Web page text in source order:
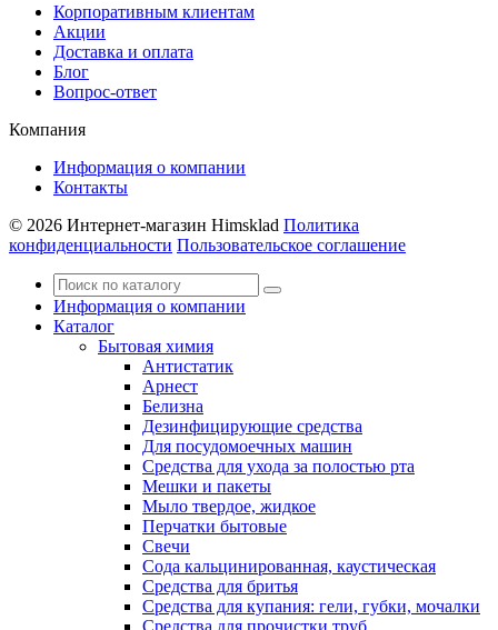
Корпоративным клиентам
Акции
Доставка и оплата
Блог
Вопрос-ответ
Компания
Информация о компании
Контакты
© 2026 Интернет-магазин Himsklad Политика
конфиденциальности Пользовательское соглашение
Информация о компании
Каталог
Бытовая химия
Антистатик
Арнест
Белизна
Дезинфицирующие средства
Для посудомоечных машин
Средства для ухода за полостью рта
Мешки и пакеты
Мыло твердое, жидкое
Перчатки бытовые
Свечи
Сода кальцинированная, каустическая
Средства для бритья
Средства для купания: гели, губки, мочалки
Средства для прочистки труб